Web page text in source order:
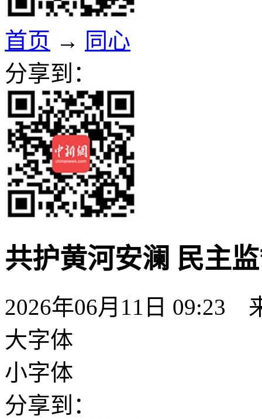
首页 → 同心
分享到：
共护黄河安澜 民主
2026年06月11日 09:23
大字体
小字体
分享到：